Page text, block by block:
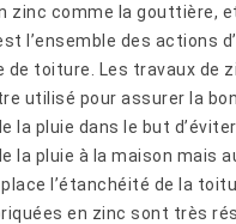
zinc comme la gouttière,
l’ensemble des actions
de toiture. Les travaux de
utilisé pour assurer la
la pluie dans le but
la pluie à la maison mais
l’étanchéité de la
en zinc sont très